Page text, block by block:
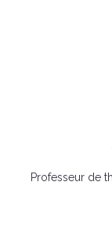
Professeur de